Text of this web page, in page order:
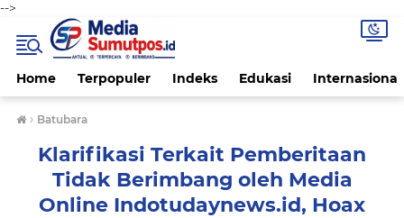
-->
Home Terpopuler Indeks Edukasi Internasional
› Batubara
Klarifikasi Terkait Pemberitaan
Tidak Berimbang oleh Media
Online Indotudaynews.id, Hoax